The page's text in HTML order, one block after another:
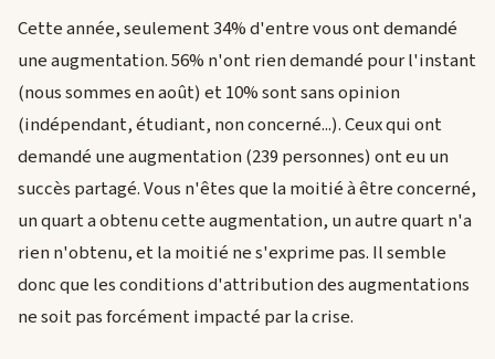
Cette année, seulement 34% d'entre vous ont demandé
une augmentation. 56% n'ont rien demandé pour l'instant
(nous sommes en août) et 10% sont sans opinion
(indépendant, étudiant, non concerné...). Ceux qui ont
demandé une augmentation (239 personnes) ont eu un
succès partagé. Vous n'êtes que la moitié à être concerné,
un quart a obtenu cette augmentation, un autre quart n'a
rien n'obtenu, et la moitié ne s'exprime pas. Il semble
donc que les conditions d'attribution des augmentations
ne soit pas forcément impacté par la crise.